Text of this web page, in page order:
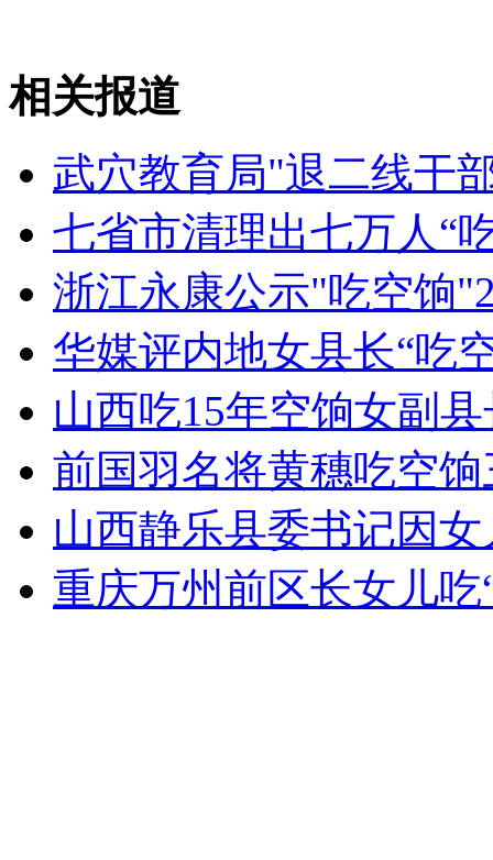
消防员救轻生者 花炮节热闹非凡 减压"枕头大战"
相关报道
武穴教育局"退二线干
七省市清理出七万人“
浙江永康公示"吃空饷
华媒评内地女县长“吃
山西吃15年空饷女副
前国羽名将黄穗吃空
山西静乐县委书记因
重庆万州前区长女儿吃